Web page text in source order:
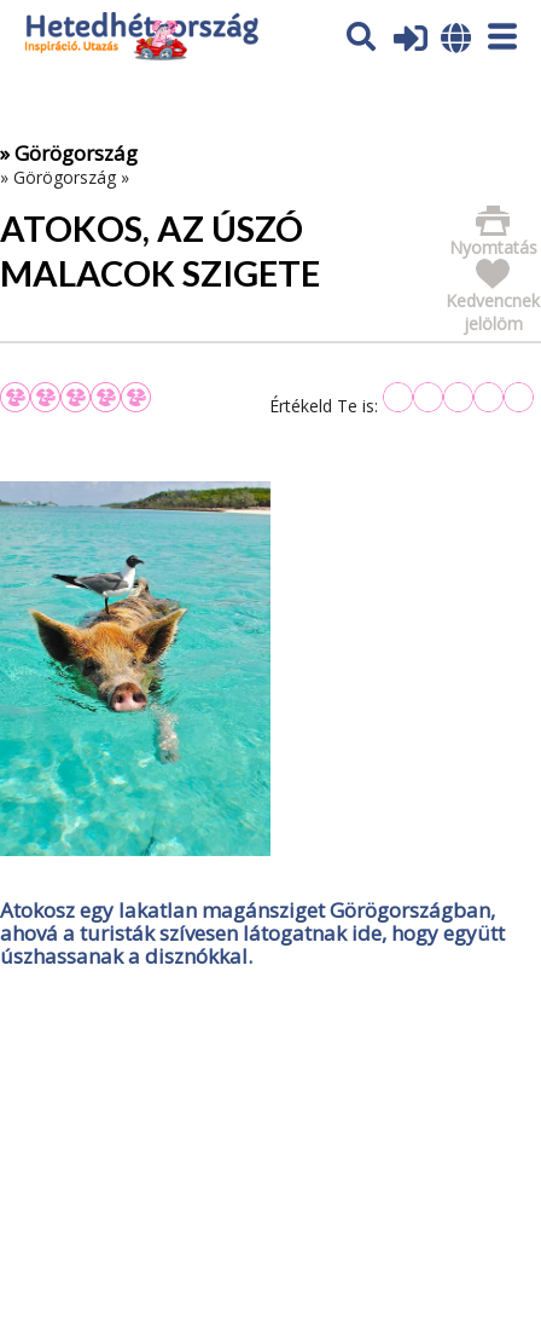
Az oldal sütiket (cookies) használ. További tájékoztatás itt:
Adatvédelmi tájékoztató
» Görögország
» Görögország »
ATOKOS, AZ ÚSZÓ
MALACOK SZIGETE
Nyomtatás
Kedvencnek
jelölöm
Értékeld Te is:
Atokosz egy lakatlan magánsziget Görögországban,
ahová a turisták szívesen látogatnak ide, hogy együtt
úszhassanak a disznókkal.